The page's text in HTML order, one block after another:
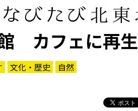
カフェに再生
文化・歴史 自然